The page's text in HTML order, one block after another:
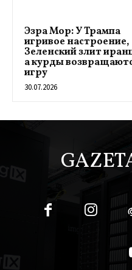
Эзра Мор: У Трампа
игривое настроение,
Зеленский злит
а курды
игру
30.07.2026